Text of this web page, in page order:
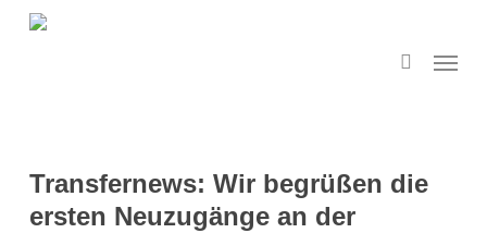
Skip
Menu
Transfernews: Wir begrüßen die
ersten Neuzugänge an der